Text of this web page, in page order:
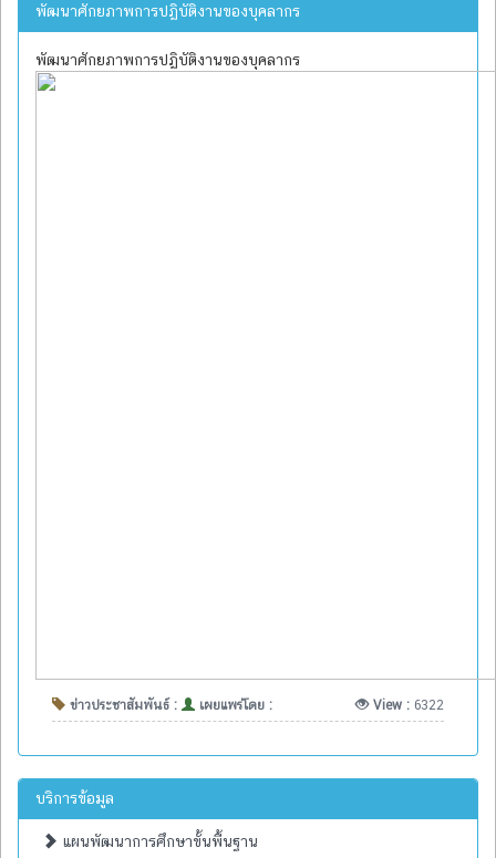
พัฒนาศักยภาพการปฏิบัติงานของบุคลากร
พัฒนาศักยภาพการปฏิบัติงานของบุคลากร
ข่าวประชาสัมพันธ์ : เผยแพร่โดย : View : 6322
บริการข้อมูล
แผนพัฒนาการศึกษาขั้นพื้นฐาน